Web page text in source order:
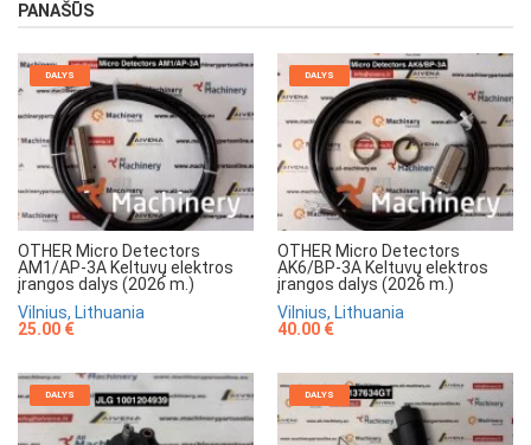
PANAŠŪS
DALYS
OTHER Micro Detectors
AM1/AP-3A Keltuvų elektros
įrangos dalys (2026 m.)
Vilnius, Lithuania
25.00 €
DALYS
OTHER Micro Detectors
AK6/BP-3A Keltuvų elektros
įrangos dalys (2026 m.)
Vilnius, Lithuania
40.00 €
DALYS DALYS